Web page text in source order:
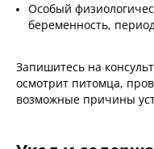
Особый
беременность,
Запишитесь на
осмотрит питомца,
возможные причины